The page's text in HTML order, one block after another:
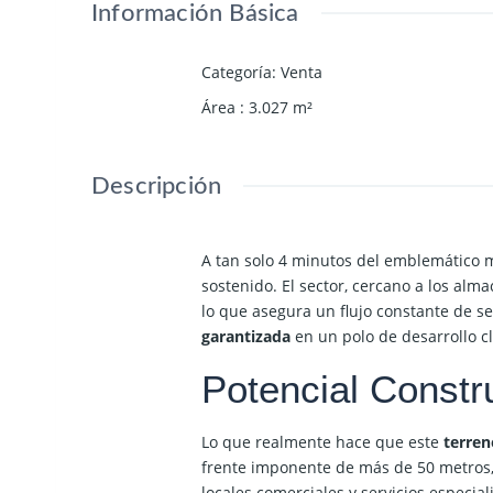
Información Básica
Categoría: Venta
Área : 3.027 m²
Descripción
A tan solo 4 minutos del emblemático
sostenido. El sector, cercano a los
lo que asegura un flujo constante de
garantizada en un polo de desarrollo
Potencial
Lo que realmente hace que este
frente imponente de más de 50